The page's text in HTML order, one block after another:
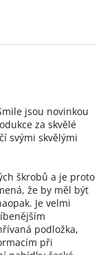
jsou novinkou
za skvělé
svými skvělými
škrobů a je proto
že by měl být
Je velmi
podložka,
při